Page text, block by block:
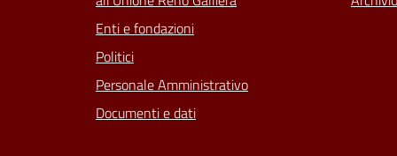
Enti e fondazioni
Politici
Personale Amministrativo
Documenti e dati